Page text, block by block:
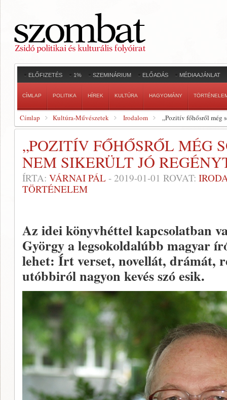
ELŐFIZETÉS 1% SZEMINÁRIUM ELŐADÁS MÉDIAAJÁNLAT
CÍMLAP POLITIKA HÍREK KULTÚRA HAGYOMÁNY
Címlap Kultúra-Művészetek Irodalom „Pozitív főhősről még
„POZITÍV FŐHŐSRŐL MÉG
NEM SIKERÜLT JÓ
ÍRTA: VÁRNAI PÁL - 2019-01-01 ROVAT:
TÖRTÉNELEM
Az idei könyvhéttel kapcsolatban
György a legsokoldalúbb magyar
lehet: Írt verset, novellát, drámát,
utóbbiról nagyon kevés szó esik.